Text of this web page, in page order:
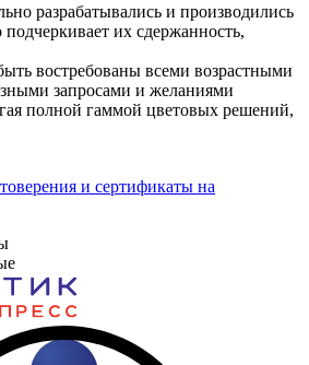
разрабатывались и производились
их сдержанность,
востребованы всеми возрастными
запросами и желаниями
полной гаммой цветовых решений,
и сертификаты на